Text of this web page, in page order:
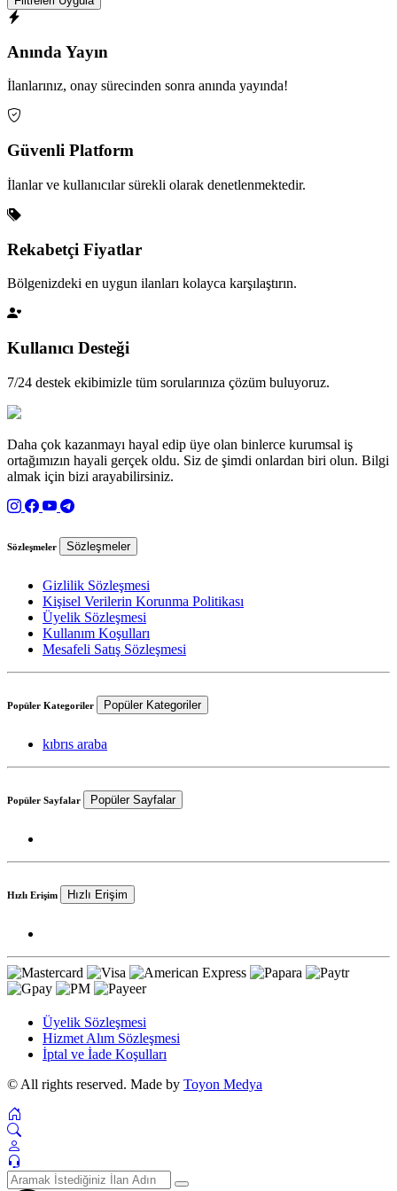
Anında Yayın
İlanlarınız, onay sürecinden sonra anında yayında!
Güvenli Platform
İlanlar ve kullanıcılar sürekli olarak denetlenmektedir.
Rekabetçi Fiyatlar
Bölgenizdeki en uygun ilanları kolayca karşılaştırın.
Kullanıcı Desteği
7/24 destek ekibimizle tüm sorularınıza çözüm buluyoruz.
Daha çok kazanmayı hayal edip üye olan binlerce kurumsal iş
ortağımızın hayali gerçek oldu. Siz de şimdi onlardan biri olun. Bilgi
almak için bizi arayabilirsiniz.
Sözleşmeler Sözleşmeler
Gizlilik Sözleşmesi
Kişisel Verilerin Korunma Politikası
Üyelik Sözleşmesi
Kullanım Koşulları
Mesafeli Satış Sözleşmesi
Popüler Kategoriler Popüler Kategoriler
kıbrıs araba
Popüler Sayfalar Popüler Sayfalar
Hızlı Erişim Hızlı Erişim
Üyelik Sözleşmesi
Hizmet Alım Sözleşmesi
İptal ve İade Koşulları
© All rights reserved. Made by Toyon Medya